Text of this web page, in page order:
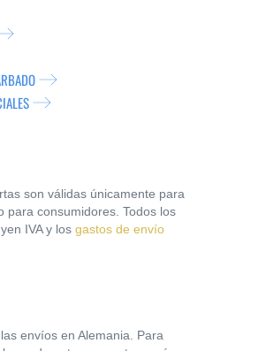
son válidas únicamente para
para consumidores. Todos los
IVA y los gastos de envío
envíos en Alemania. Para